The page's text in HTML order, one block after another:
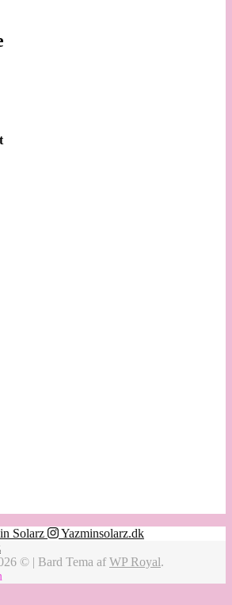
Solarz Yazminsolarz.dk
© | Bard Tema afWP Royal.